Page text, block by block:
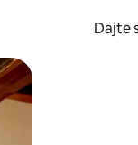
Dajte